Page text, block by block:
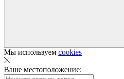
Мы используем cookies
Ваше местоположение: